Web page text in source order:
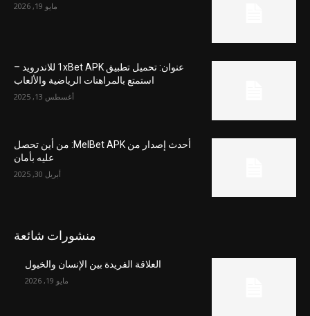
مايو 19, 2026
عنوان: تحميل تطبيق 1xBet APK للاندرويد –
استمتع بالمراهنات الرياضية والألعاب
أغسطس 13, 2025
أحدث إصدار من MelBet APK: من أين تحصل
عليه بأمان
أبريل 30, 2025
منشورات شائعة
العلاقة الفريدة بين الإنسان والخيول
مايو 19, 2026